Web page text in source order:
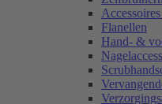
Flanellen
Hand- &